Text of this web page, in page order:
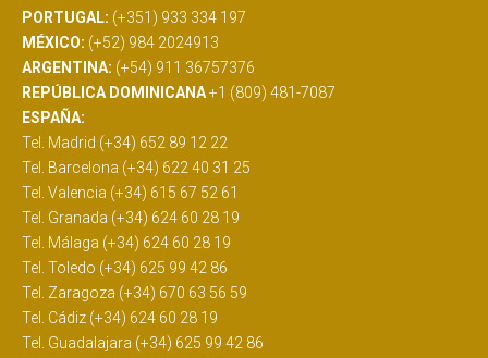
PORTUGAL: (+351) 933 334 197
MÉXICO: (+52) 984 2024913
ARGENTINA: (+54) 911 36757376
REPÚBLICA DOMINICANA+1 (809) 481-7087
ESPAÑA:
Tel. Madrid (+34) 652 89 12 22
Tel. Barcelona (+34) 622 40 31 25
Tel. Valencia (+34) 615 67 52 61
Tel. Granada (+34) 624 60 28 19
Tel. Málaga (+34) 624 60 28 19
Tel. Toledo (+34) 625 99 42 86
Tel. Zaragoza (+34) 670 63 56 59
Tel. Cádiz (+34) 624 60 28 19
Tel. Guadalajara (+34) 625 99 42 86